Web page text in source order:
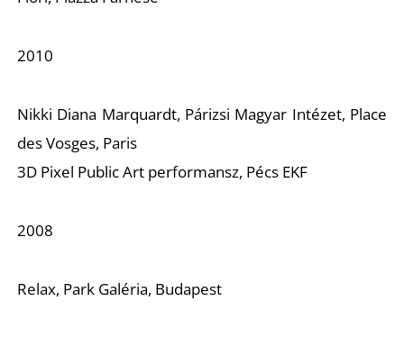
2010
Nikki Diana Marquardt, Párizsi Magyar Intézet, Place
des Vosges, Paris
3D Pixel Public Art performansz, Pécs EKF
2008
Relax, Park Galéria, Budapest